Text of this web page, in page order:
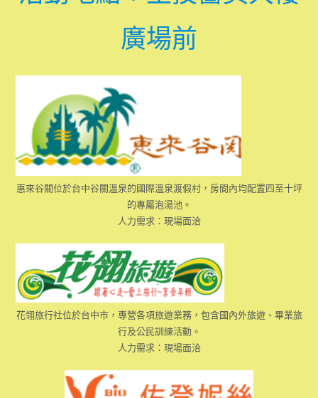
廣場前
惠來谷關位於台中谷關溫泉的國際溫泉渡假村，房間內均配置四至十坪
的專屬泡湯池。
人力需求：現場面洽
花翎旅行社位於台中市，專營各項旅遊業務，包含國內外旅遊、畢業旅
行及公民訓練活動。
人力需求：現場面洽